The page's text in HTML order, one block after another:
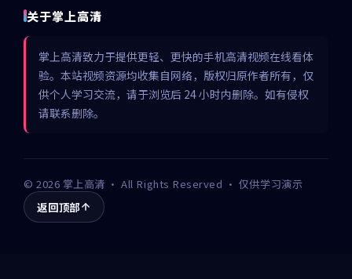
关于掌上高清
掌上高清致力于提供更轻、更快的手机高清视频在线看体
验。本站视频资源均收集自网络，版权归原作者所有，仅
供个人学习交流，请于浏览后 24 小时内删除。如有侵权
请联系删除。
©2026 掌上高清 · All Rights Reserved · 仅供学习演示
返回顶部